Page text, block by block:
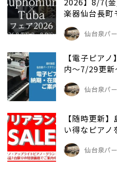
楽器仙台長町
仙台泉パ
【電子ピア
内～7/29更新
仙台泉パ
【随時更新
い得なピアノ
仙台泉パ